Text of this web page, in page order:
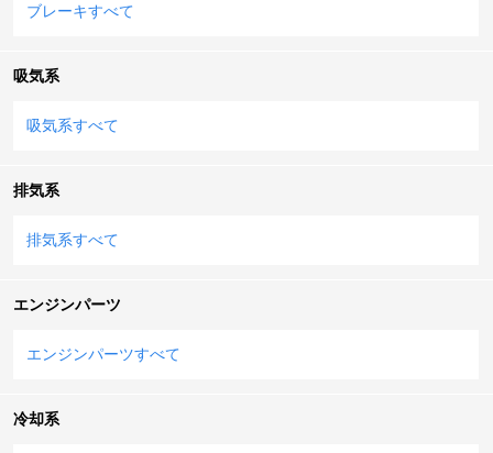
ブレーキすべて
吸気系
吸気系すべて
排気系
排気系すべて
エンジンパーツ
エンジンパーツすべて
冷却系